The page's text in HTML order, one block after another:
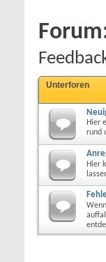
Unterforen
Hier
rund
Hier